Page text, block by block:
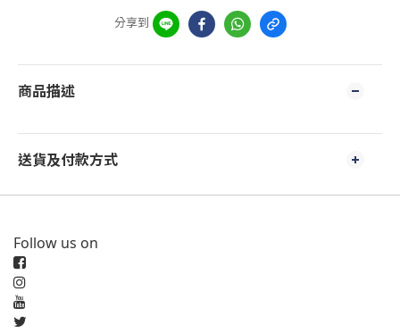
分享到
商品描述
送貨及付款方式
Follow us on